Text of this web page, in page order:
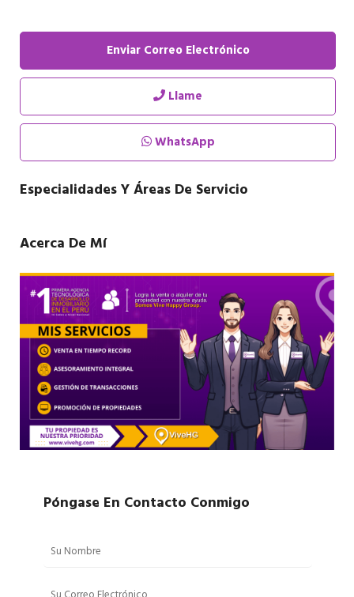
Enviar Correo Electrónico
Llame
WhatsApp
Especialidades Y Áreas De Servicio
Acerca De Mí
Póngase En Contacto Conmigo